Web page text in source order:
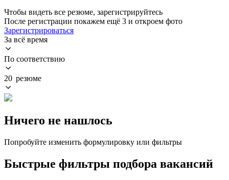
Чтобы видеть все резюме, зарегистрируйтесь
После регистрации покажем ещё 3 и откроем фото
Зарегистрироваться
За всё время
По соответствию
20 резюме
Ничего не нашлось
Попробуйте изменить формулировку или фильтры
Быстрые фильтры подбора вакансий